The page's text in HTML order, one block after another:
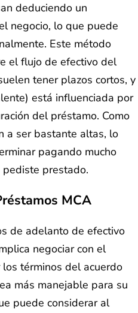
deduciendo un
negocio, lo que puede
Este método
el flujo de efectivo del
tener plazos cortos, y
está influenciada por
del préstamo. Como
a ser bastante altas, lo
pagando mucho
prestado.
MCA
de adelanto de efectivo
negociar con el
términos del acuerdo
más manejable para su
puede considerar al